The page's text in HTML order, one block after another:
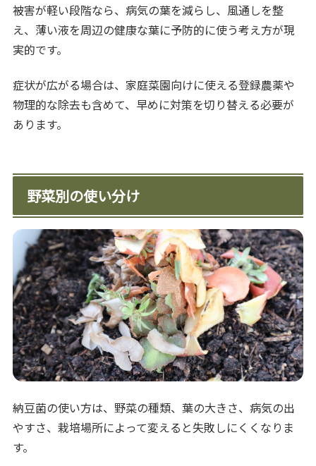
被害が軽い段階なら、病気の葉を減らし、風通しを整
え、薄い液を周辺の健康な葉に予防的に使う考え方が現
実的です。
症状が広がる場合は、家庭菜園向けに使える登録農薬や
物理的な除去も含めて、早めに対策を切り替える必要が
あります。
野菜別の使い分け
納豆菌の使い方は、野菜の種類、葉の大きさ、病気の出
やすさ、栽培場所によって変えると失敗しにくくなりま
す。